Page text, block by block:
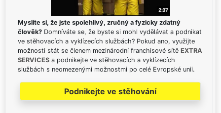
Myslíte si, že jste spolehlivý, zručný a fyzicky zdatný
člověk? Domníváte se, že byste si mohl vydělávat a podnikat
ve stěhovacích a vyklízecích službách? Pokud ano, využijte
možnosti stát se členem mezinárodní franchisové sítě EXTRA
SERVICES a podnikejte ve stěhovacích a vyklízecích
službách s neomezenými možnostmi po celé Evropské unii.
Podnikejte ve stěhování